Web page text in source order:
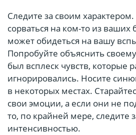
Следите за своим
сорваться на ком-то из ваших
может обидеться на вашу
Попробуйте объяснить
был всплеск чувств, которые
игнорировались. Носите
в некоторых местах.
свои эмоции, а если они не
то, по крайней мере, следите
интенсивностью.